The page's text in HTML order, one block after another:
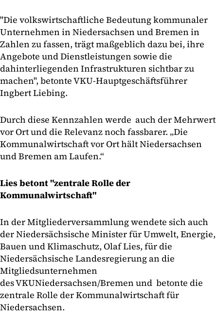
"Die volkswirtschaftliche Bedeutung kommunaler
Unternehmen in Niedersachsen und Bremen in
Zahlen zu fassen, trägt maßgeblich dazu bei, ihre
Angebote und Dienstleistungen sowie die
dahinterliegenden Infrastrukturen sichtbar zu
machen", betonte VKU-Hauptgeschäftsführer
Ingbert Liebing.
Durch diese Kennzahlen werde auch der Mehrwert
vor Ort und die Relevanz noch fassbarer. „Die
Kommunalwirtschaft vor Ort hält Niedersachsen
und Bremen am Laufen.“
Lies betont "zentrale Rolle der
Kommunalwirtschaft"
In der Mitgliederversammlung wendete sich auch
der Niedersächsische Minister für Umwelt, Energie,
Bauen und Klimaschutz, Olaf Lies, für die
Niedersächsische Landesregierung an die
Mitgliedsunternehmen
des VKUNiedersachsen/Bremen und betonte die
zentrale Rolle der Kommunalwirtschaft für
Niedersachsen.